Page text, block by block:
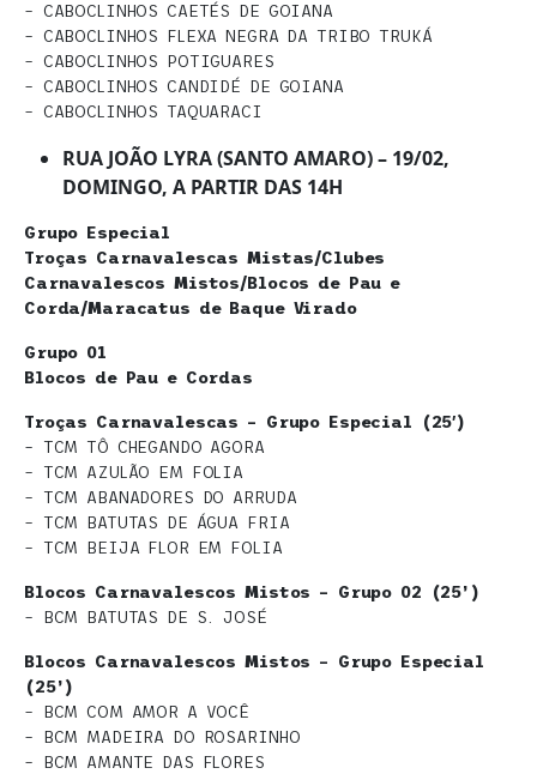
– CABOCLINHOS CAETÉS DE GOIANA
– CABOCLINHOS FLEXA NEGRA DA TRIBO TRUKÁ
– CABOCLINHOS POTIGUARES
– CABOCLINHOS CANDIDÉ DE GOIANA
– CABOCLINHOS TAQUARACI
RUA JOÃO LYRA (SANTO AMARO) – 19/02,
DOMINGO, A PARTIR DAS 14H
Grupo Especial
Troças Carnavalescas Mistas/Clubes
Carnavalescos Mistos/Blocos de Pau e
Corda/Maracatus de Baque Virado
Grupo 01
Blocos de Pau e Cordas
Troças Carnavalescas – Grupo Especial (25′)
– TCM TÔ CHEGANDO AGORA
– TCM AZULÃO EM FOLIA
– TCM ABANADORES DO ARRUDA
– TCM BATUTAS DE ÁGUA FRIA
– TCM BEIJA FLOR EM FOLIA
Blocos Carnavalescos Mistos – Grupo 02 (25’)
– BCM BATUTAS DE S. JOSÉ
Blocos Carnavalescos Mistos – Grupo Especial
(25’)
– BCM COM AMOR A VOCÊ
– BCM MADEIRA DO ROSARINHO
– BCM AMANTE DAS FLORES